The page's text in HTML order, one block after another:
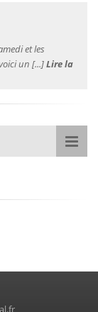
et les
un [...]Lire la